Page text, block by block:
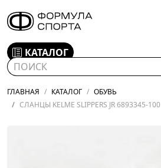
КАТАЛОГ
ГЛАВНАЯ КАТАЛОГ
ОБУВЬ
СЛАНЦЫ KELME SLIPPERS JR 6893345-100